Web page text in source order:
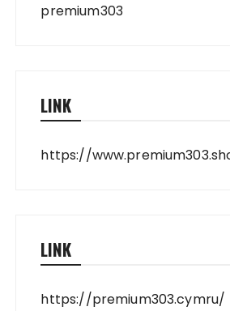
premium303
LINK
https://
LINK
https://premium303.cymru/